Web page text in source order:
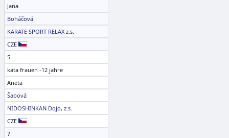
Jana
Boháčová
KARATE SPORT RELAX z.s.
CZE
5.
kata frauen -12 jahre
Aneta
Šabová
NIDOSHINKAN Dojo, z.s.
CZE
7.